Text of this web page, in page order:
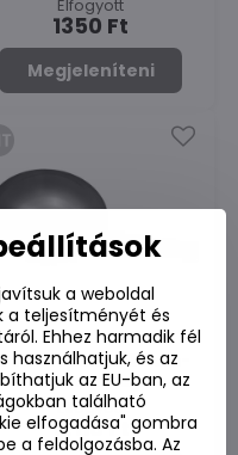
Elfogyott
1350 Ft
Megjeleníteni
serpenyő 35 cm-
es, kerek aljú
Elfogyott
12110 Ft
a weboldal
a teljesítményét és
Ehhez harmadik fél
használhatjuk, és az
az EU-ban, az
található
elfogadása" gombra
a feldolgozásba. Az